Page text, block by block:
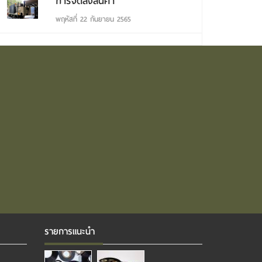
พฤหัสที่ 22 กันยายน 2565
รายการแนะนำ